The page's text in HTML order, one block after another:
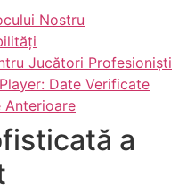
Nostru
Jucători Profesioniști
Date Verificate
Anterioare
a